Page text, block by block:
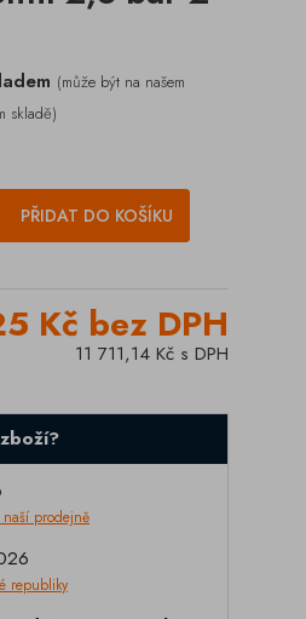
(může být na našem
skladě)
PŘIDAT DO KOŠÍKU
Kč bez DPH
11 711,14 Kč s DPH
naší prodejně
republiky